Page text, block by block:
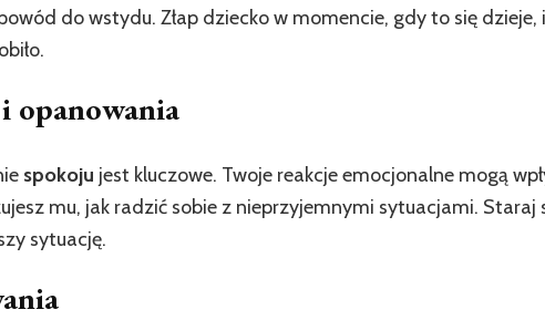
do wstydu. Złap dziecko w momencie, gdy to się dzieje,
opanowania
spokoju jest kluczowe. Twoje reakcje emocjonalne mogą
mu, jak radzić sobie z nieprzyjemnymi sytuacjami. Staraj
sytuację.